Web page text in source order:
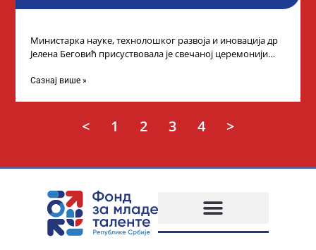
Министарка науке, технолошког развоја и иновација др
Јелена Беговић присуствовала је свечаној церемонији
„Доситеја” Фонда
Сазнај више »
< 1 2 3 4 >